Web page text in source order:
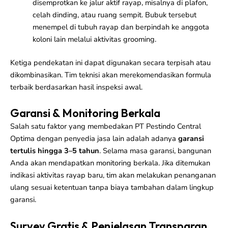
disemprotkan ke jalur aktif rayap, misalnya di plafon,
celah dinding, atau ruang sempit. Bubuk tersebut
menempel di tubuh rayap dan berpindah ke anggota
koloni lain melalui aktivitas grooming.
Ketiga pendekatan ini dapat digunakan secara terpisah atau
dikombinasikan. Tim teknisi akan merekomendasikan formula
terbaik berdasarkan hasil inspeksi awal.
Garansi & Monitoring Berkala
Salah satu faktor yang membedakan PT Pestindo Central
Optima dengan penyedia jasa lain adalah adanya garansi
tertulis hingga 3–5 tahun. Selama masa garansi, bangunan
Anda akan mendapatkan monitoring berkala. Jika ditemukan
indikasi aktivitas rayap baru, tim akan melakukan penanganan
ulang sesuai ketentuan tanpa biaya tambahan dalam lingkup
garansi.